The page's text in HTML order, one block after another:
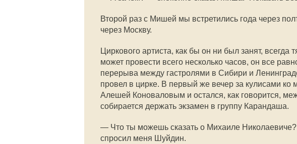
Второй раз с Мишей мы встретились года через
через Москву.
Циркового артиста, как бы он ни был занят, всегда
может провести всего несколько часов, он все
перерыва между гастролями в Сибири и
провел в цирке. В первый же вечер за кулисами
Алешей Коноваловым и остался, как говорится,
собирается держать экзамен в группу Карандаша.
— Что ты можешь сказать о Михаиле
спросил меня Шуйдин.